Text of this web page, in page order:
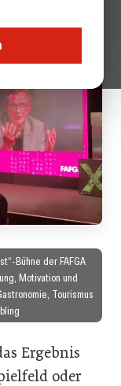
Bühne der FAFGA
Motivation und
Tourismus
Ergebnis
oder